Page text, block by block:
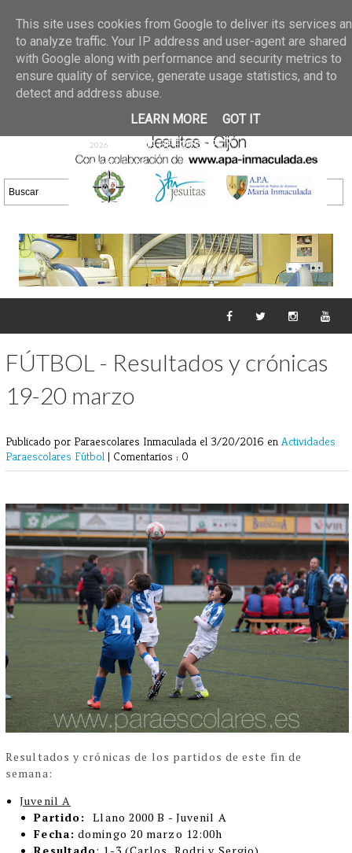
02 jun 2026
GALERIA DE FOTOS
30/05/2026
25 may 2026
GALERIA
DE FOTOS 23/05/2026
20 may
2026
GALERIA DE FOTOS
16/05/2026
DE FOTOS 09/05/2026
28 abr
2026
GALERIA DE FOTOS 25 Y
26/04/2026
FÚTBOL - Resultados y crónicas
19-20 marzo
Publicado por Paraescolares Inmaculada el 3/20/2016 en Actividades
Paraescolares Fútbol | Comentarios : 0
Resultados y crónicas de los partidos de este fin de
semana:
Juvenil A
Partido:Llano 2000 B - Juvenil A
Fecha: domingo 20 marzo 12:00h
This site uses cookies from Google to deliver its services
to analyze traffic. Your IP address and user-agent are shared
with Google along with performance and security metrics to
ensure quality of service, generate usage statistics, and to
detect and address abuse.
LEARN MORE
GOT IT